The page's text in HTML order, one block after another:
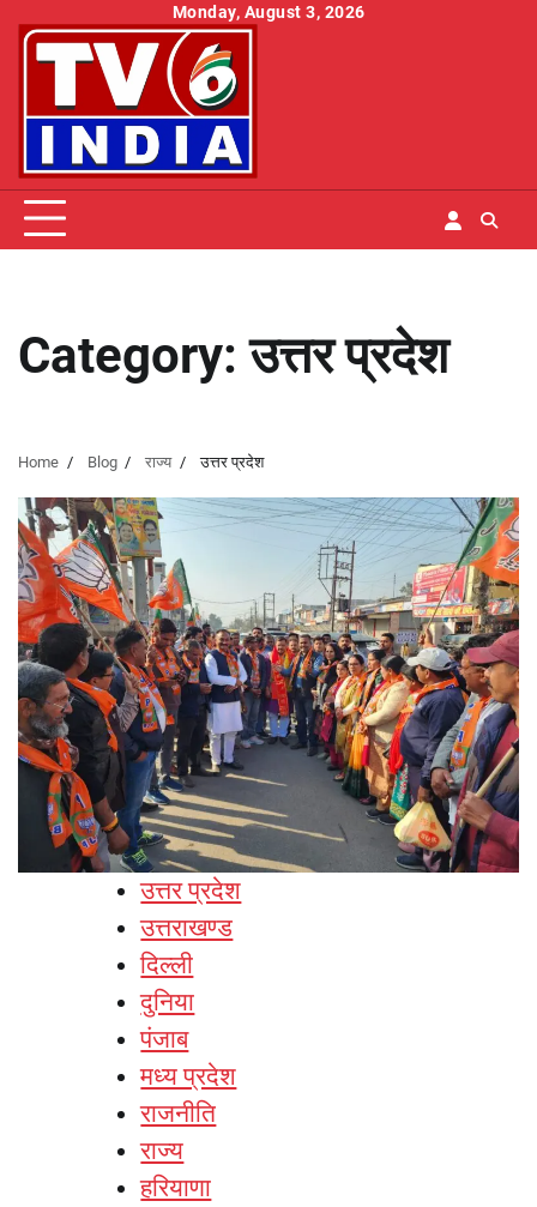
Skip
Monday, August 3, 2026
Category:उत्तर प्रदेश
Home Blog राज्य उत्तर प्रदेश
उत्तर प्रदेश
उत्तराखण्ड
दिल्ली
दुनिया
पंजाब
मध्य प्रदेश
राजनीति
राज्य
हरियाणा